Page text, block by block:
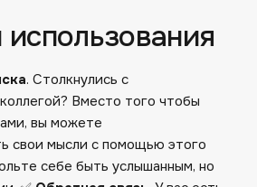
. Столкнулись с
Вместо того чтобы
вы можете
свои мысли с помощью этого
себе быть услышанным, но